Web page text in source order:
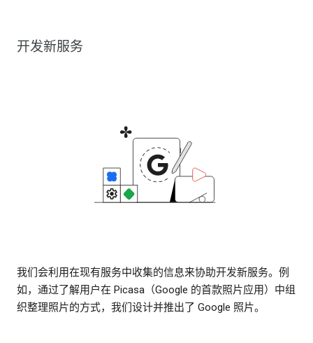
开发新服务
我们会利用在现有服务中收集的信息来协助开发新服务。例
如，通过了解用户在 Picasa（Google 的首款照片应用）中组
织整理照片的方式，我们设计并推出了 Google 照片。